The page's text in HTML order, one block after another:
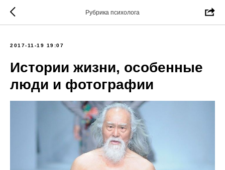
Рубрика психолога
2017-11-19 19:07
Истории жизни, особенные
люди и фотографии